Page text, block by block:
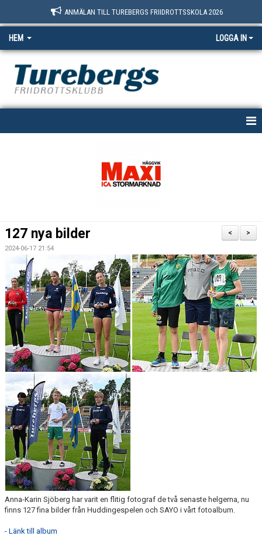
ANMÄLAN TILL TUREBERGS FRIIDROTTSSKOLA 2026
HEM LOGGA IN
MEDLEM
ARRANGEMANG
STATISTIK & RESULTAT
FUNKTIONÄR
TÄVLINGAR
KONTAKT
UTBILDNING
KALENDER
>
<
127 nya bilder
2024-06-17 21:54
Anna-Karin Sjöberg har varit en flitig fotograf de två senaste helgerna, nu
finns 127 fina bilder från Huddingespelen och SAYO i vårt fotoalbum.
- Länk till album